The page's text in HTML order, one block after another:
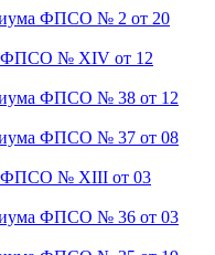
ФПСО № 2 от 20
ФПСО № XIV от 12
ФПСО № 38 от 12
ФПСО № 37 от 08
ФПСО № XIII от 03
ФПСО № 36 от 03